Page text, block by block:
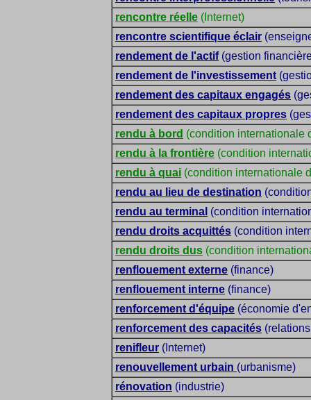
rencontre réelle (Internet)
rencontre scientifique éclair
rendement de l'actif(gestion
rendement de l'investissement
rendement des capitaux engagés
rendement des capitaux propres
rendu à bord (condition internationale
rendu à la frontière (condition
rendu à quai (condition internationale
rendu au lieu de destination
rendu au terminal (condition
rendu droits acquittés (condition
rendu droits dus (condition
renflouement externe (finance)
renflouement interne (finance)
renforcement d'équipe (économie
renforcement des capacités
renifleur (Internet)
renouvellement urbain (urbanisme)
rénovation (industrie)